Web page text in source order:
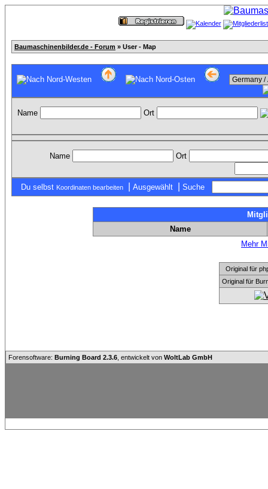
Baumaschinenbilder.de - Forum » User - Map
Name Ort
Name Ort
Du selbst Koordinaten bearbeiten Ausgewählt Suche
Name
Mehr
Original für
Original für
Forensoftware: Burning Board 2.3.6 , entwickelt von WoltLab GmbH